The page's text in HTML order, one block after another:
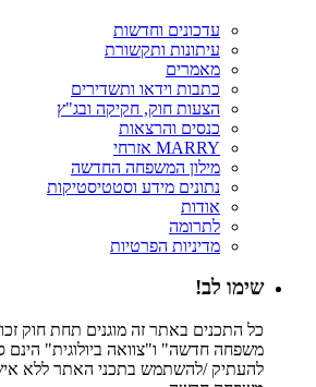
עדכונים וחדשות
עיתונות ותקשורת
מאמרים
כתבות וידאו ותשדירים
הצעות חוק, חקיקה ובג"ץ
כנסים והרצאות
MARRY אזרחי
מילון המשפחה החדשה
נתונים מידע וסטטיסטיקות
אודות
לתרומה
מדיניות הפרטיות
שימו לב!
כל התכנים באתר זה מוגנים תחת חוק
משפחה חדשה" ו"צוואה ביולוגית" הינם
להעתיק /להשתמש בתכני האתר ללא